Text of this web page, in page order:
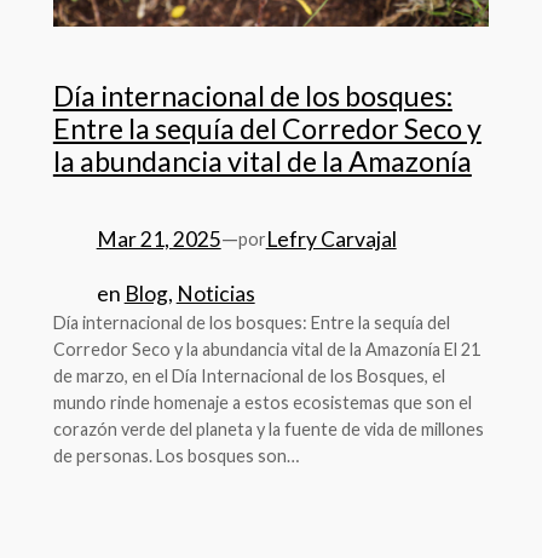
Día internacional de los bosques:
Entre la sequía del Corredor Seco y
la abundancia vital de la Amazonía
Mar 21, 2025—porLefry Carvajal
en Blog, Noticias
Día internacional de los bosques: Entre la sequía del
Corredor Seco y la abundancia vital de la Amazonía El 21
de marzo, en el Día Internacional de los Bosques, el
mundo rinde homenaje a estos ecosistemas que son el
corazón verde del planeta y la fuente de vida de millones
de personas. Los bosques son…